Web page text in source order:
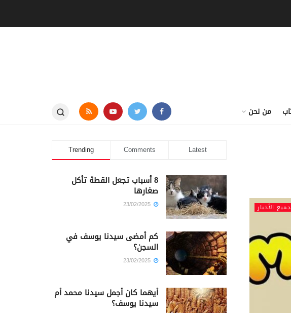
من نحن
جميع الأخبار
Trending Comments Latest
8 أسباب تجعل القطة تأكل
صغارها
كم أمضى سيدنا يوسف في
السجن؟
أيهما كان أجمل سيدنا محمد أم
سيدنا يوسف؟